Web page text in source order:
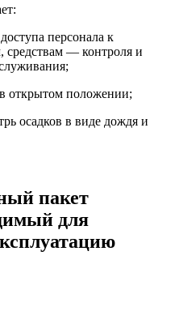
персонала к
средствам — контроля и
открытом положении;
осадков в виде дождя и
пакет
для